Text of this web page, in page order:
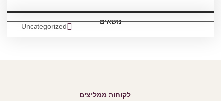
נושאים
Uncategorized
לקוחות ממליצים